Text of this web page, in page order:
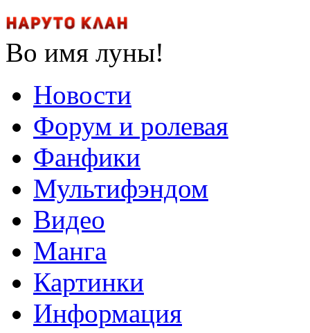
Во имя луны!
Новости
Форум и ролевая
Фанфики
Мультифэндом
Видео
Манга
Картинки
Информация